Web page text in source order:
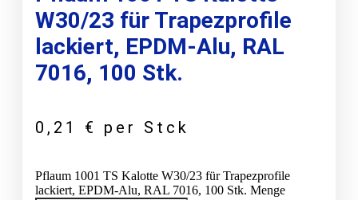
W30/23 für Trapezprofile
lackiert, EPDM-Alu, RAL
7016, 100 Stk.
0,21 € per Stck
Pflaum 1001 TS Kalotte W30/23 für Trapezprofile
lackiert, EPDM-Alu, RAL 7016, 100 Stk. Menge